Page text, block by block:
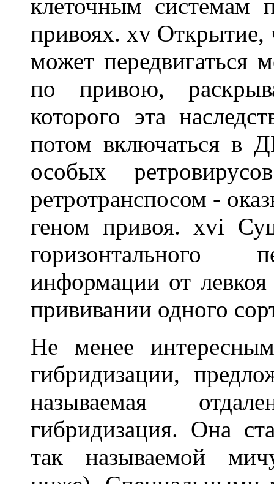
клеточным системам
привоях. xv
может передвигаться
по привою,
которого эта
потом включаться
особых
ретротранспосом -
геном привоя. xvi
горизонтального
информации от
прививании одного
Не менее
гибридизации,
называемая
гибридизация. Она
так называемой